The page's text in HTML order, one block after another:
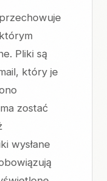
Pliki są
który je
zostać
wysłane